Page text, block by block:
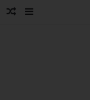
AnmeldenZufälliger
Seine Funktionalität ist